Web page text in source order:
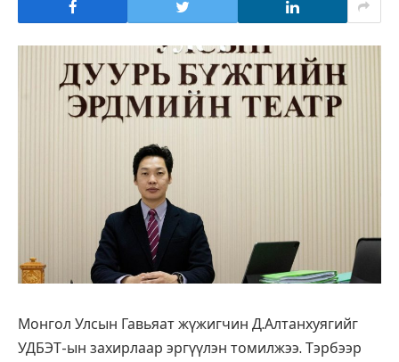
Монгол Улсын Гавьяат жүжигчин Д.Алтанхуягийг
УДБЭТ-ын захирлаар эргүүлэн томилжээ. Тэрбээр